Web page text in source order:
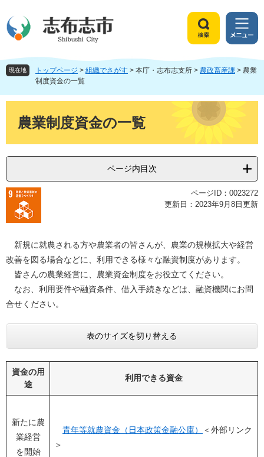
ジ
頭
ュ
飛
へ
索
メ
ニ
ュ
ー
現在地 トップページ > 組織でさがす > 本庁・志布志支所 > 農政畜産課 > 農業
制度資金の一覧
農業制度資金の一覧
ページ内目次
ページID：0023272
更新日：2023年9月8日更新
新規に就農される方や農業者の皆さんが、農業の規模拡大や経営
改善を図る場合などに、利用できる様々な融資制度があります。
皆さんの農業経営に、農業資金制度をお役立てください。
なお、利用要件や融資条件、借入手続きなどは、融資機関にお問
合せください。
表のサイズを切り替える
資金の用
途
利用できる資金
新たに農
業経営
を開始
青年等就農資金（日本政策金融公庫）
＜外部リンク
＞